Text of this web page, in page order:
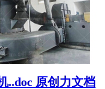
..doc 原创力文档